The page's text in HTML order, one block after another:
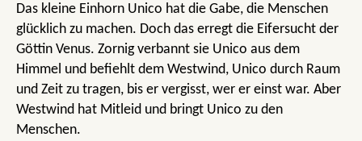
Das kleine Einhorn Unico hat die Gabe, die Menschen
glücklich zu machen. Doch das erregt die Eifersucht der
Göttin Venus. Zornig verbannt sie Unico aus dem
Himmel und befiehlt dem Westwind, Unico durch Raum
und Zeit zu tragen, bis er vergisst, wer er einst war. Aber
Westwind hat Mitleid und bringt Unico zu den
Menschen.